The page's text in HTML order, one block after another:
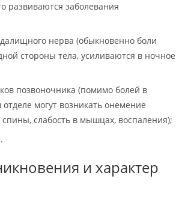
развиваются заболевания
нерва (обыкновенно боли
стороны тела, усиливаются в ночное
позвоночника (помимо болей в
могут возникать онемение
спины, слабость в мышцах, воспаления);
и характер